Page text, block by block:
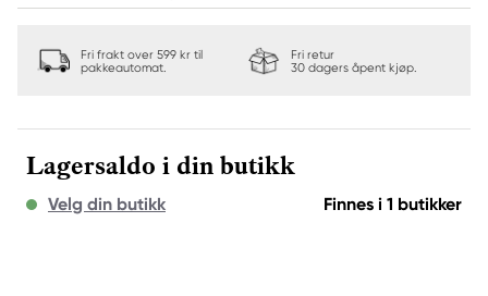
Fri frakt over 599 kr til
pakkeautomat.
Fri retur
30 dagers åpent kjøp.
Lagersaldo i din butikk
Velg din butikk Finnes i 1 butikker